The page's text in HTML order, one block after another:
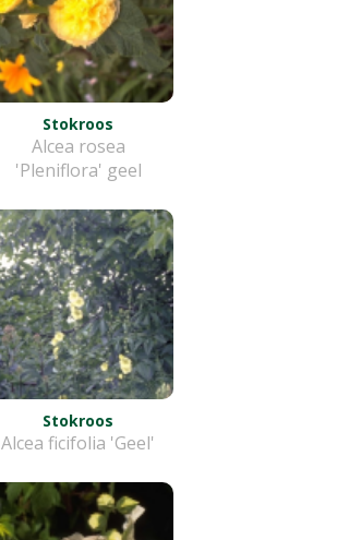
Stokroos
Alcea rosea
'Pleniflora' geel
Stokroos
Alcea ficifolia 'Geel'